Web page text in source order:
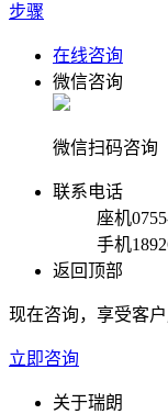
步骤
在线咨询
微信咨询
微信扫码咨询
联系电话
座机
手机
返回顶部
现在咨询，享受客
立即咨询
关于瑞朗